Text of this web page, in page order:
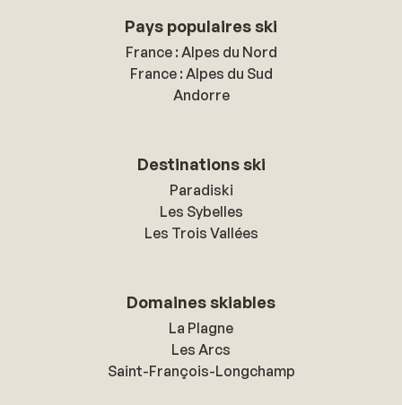
Pays populaires ski
France : Alpes du Nord
France : Alpes du Sud
Andorre
Destinations ski
Paradiski
Les Sybelles
Les Trois Vallées
Domaines skiables
La Plagne
Les Arcs
Saint-François-Longchamp